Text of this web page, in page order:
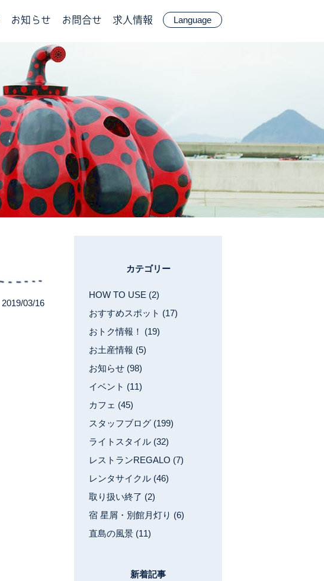
お知らせ お問合せ 求人情報 Language
2019/03/16
カテゴリー
HOW TO USE (2)
おすすめスポット (17)
おトク情報！ (19)
お土産情報 (5)
お知らせ (98)
イベント (11)
カフェ (45)
スタッフブログ (199)
ライトスタイル (32)
レストランREGALO (7)
レンタサイクル (46)
取り扱い終了 (2)
宿 星屑・別館月灯り (6)
直島の風景 (11)
新着記事